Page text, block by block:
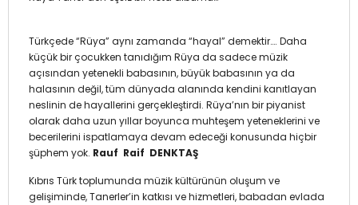
Türkçede “Rüya” aynı zamanda “hayal” demektir…. Daha
küçük bir çocukken tanıdığım Rüya da sadece müzik
açısından yetenekli babasının, büyük babasının ya da
halasının değil, tüm dünyada alanında kendini kanıtlayan
neslinin de hayallerini gerçekleştirdi. Rüya’nın bir piyanist
olarak daha uzun yıllar boyunca muhteşem yeteneklerini ve
becerilerini ispatlamaya devam edeceği konusunda hiçbir
şüphem yok. Rauf Raif DENKTAŞ
Kıbrıs Türk toplumunda müzik kültürünün oluşum ve
gelişiminde, Tanerler’in katkısı ve hizmetleri, babadan evlada